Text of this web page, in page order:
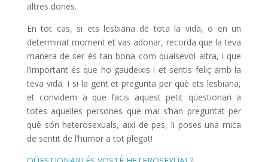
altres dones.
En tot cas, si ets lesbiana de tota la vida, o en un
determinat moment et vas adonar, recorda que la teva
manera de ser és tan bona com qualsevol altra, i que
l’important és que ho gaudeixis i et sentis feliç amb la
teva vida. I si la gent et pregunta per què ets lesbiana,
et convidem a que facis aquest petit qüestionari a
totes aquelles persones que mai s’han preguntat per
què són heterosexuals, així de pas, li poses una mica
de sentit de l’humor a tot plegat!